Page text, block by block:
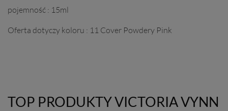
pojemność : 15ml
Oferta dotyczy koloru : 11 Cover Powdery Pink
TOP PRODUKTY VICTORIA VYNN